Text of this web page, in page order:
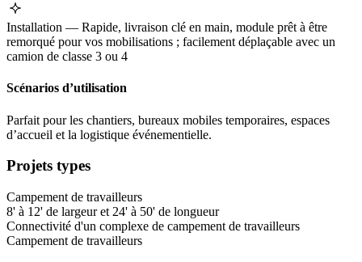
Installation — Rapide, livraison clé en main, module prêt à être
remorqué pour vos mobilisations ; facilement déplaçable avec un
camion de classe 3 ou 4
Scénarios d’utilisation
Parfait pour les chantiers, bureaux mobiles temporaires, espaces
d’accueil et la logistique événementielle.
Projets types
Campement de travailleurs
8' à 12' de largeur et 24' à 50' de longueur
Connectivité d'un complexe de campement de travailleurs
Campement de travailleurs